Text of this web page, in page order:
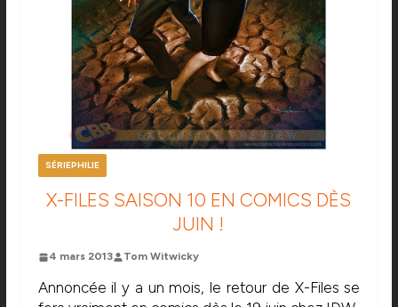
SÉRIEPHILIE
X-FILES SAISON 10 EN COMICS DÈS
JUIN !
4 mars 2013 Tom Witwicky
Annoncée il y a un mois, le retour de X-Files se